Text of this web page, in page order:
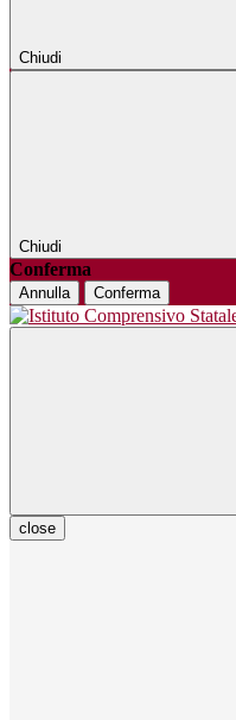
Chiudi
Chiudi
Conferma
Annulla Conferma
close